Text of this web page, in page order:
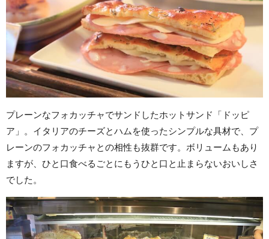
プレーンなフォカッチャでサンドしたホットサンド「ドッピ
ア」。イタリアのチーズとハムを使ったシンプルな具材で、プ
レーンのフォカッチャとの相性も抜群です。ボリュームもあり
ますが、ひと口食べるごとにもうひと口と止まらないおいしさ
でした。